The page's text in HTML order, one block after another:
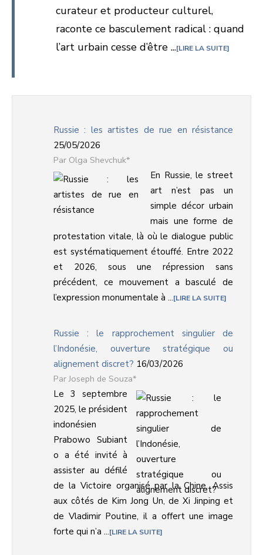
curateur et producteur culturel,
raconte ce basculement radical : quand
l’art urbain cesse d’être ... LIRE LA SUITE
Russie : les artistes de rue en résistance
25/05/2026
Olga Shevchuk*
En Russie, le street
art n’est pas un
simple décor urbain
mais une forme de
protestation vitale, là où le dialogue public
est systématiquement étouffé. Entre 2022
et 2026, sous une répression sans
précédent, ce mouvement a basculé de
l’expression monumentale à ... LIRE LA SUITE
Russie : le rapprochement singulier de
l’Indonésie, ouverture stratégique ou
alignement discret? 16/03/2026
Joseph de Souza*
Le 3 septembre
2025, le président
indonésien
Prabowo Subiant
o a été invité à
assister au défilé
de la Victoire organisé par la Chine. Assis
aux côtés de Kim Jong Un, de Xi Jinping et
de Vladimir Poutine, il a offert une image
forte qui n’a ... LIRE LA SUITE